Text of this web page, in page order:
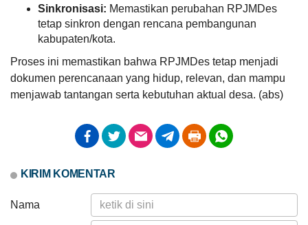
Sinkronisasi: Memastikan perubahan RPJMDes
tetap sinkron dengan rencana pembangunan
kabupaten/kota.
Proses ini memastikan bahwa RPJMDes tetap menjadi
dokumen perencanaan yang hidup, relevan, dan mampu
menjawab tantangan serta kebutuhan aktual desa. (abs)
KIRIM KOMENTAR
Nama
166
Kali
Pemdes
Mekarsari
Fasilitasi
Pemeriksaan
Berkas
PTSL
oleh
BPN
Lombok
Barat